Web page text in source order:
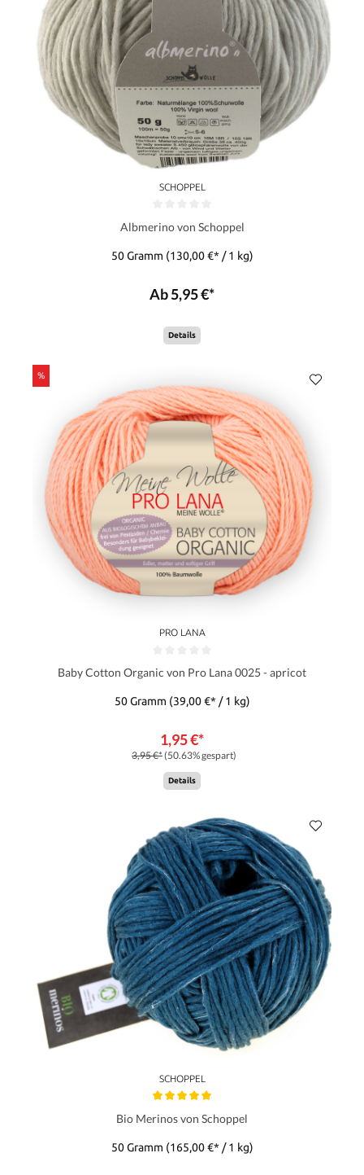
SCHOPPEL
Albmerino von Schoppel
50 Gramm (130,00 €* / 1 kg)
Ab 5,95 €*
Details
%
PRO LANA
Baby Cotton Organic von Pro Lana 0025 - apricot
50 Gramm (39,00 €* / 1 kg)
1,95 €*
3,95 €*(50.63% gespart)
Details
SCHOPPEL
Bio Merinos von Schoppel
50 Gramm (165,00 €* / 1 kg)